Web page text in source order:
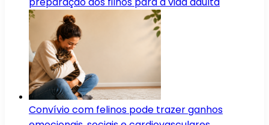
Convívio com felinos pode trazer ganhos